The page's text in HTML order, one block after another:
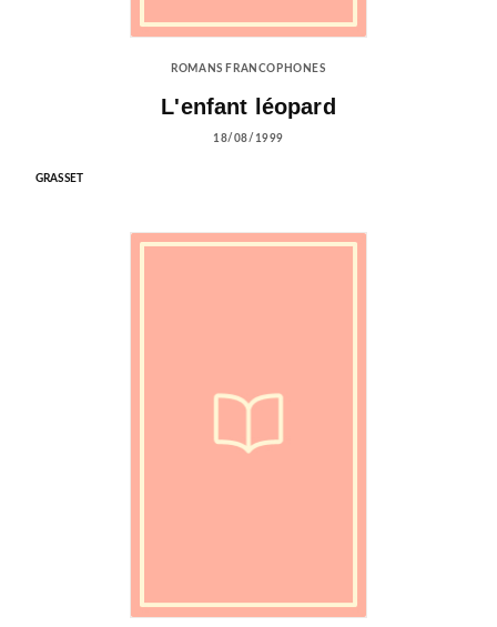
ROMANS FRANCOPHONES
L'enfant léopard
18/08/1999
GRASSET